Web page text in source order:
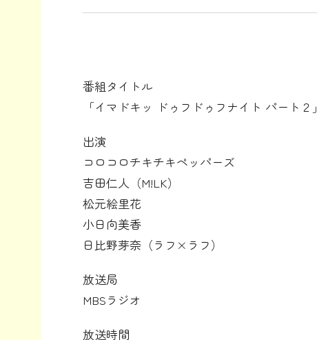
番組タイトル
「イマドキッ ドゥフドゥフナイト パート２」
出演
コロコロチキチキペッパーズ
吉田仁人（M!LK）
松元絵里花
小日向美香
日比野芽奈（ラフ×ラフ）
放送局
MBSラジオ
放送時間